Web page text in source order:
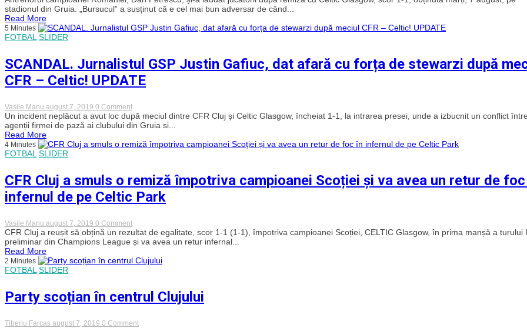
după
remiza
Celtic,
intra
în
istorie
dacă
elimina
Celtic
la
ea
Atmosfera
mai
bună
de
când
eu
la
CFR
Cluj”
stadionul din Gruia. „Bursucul” a susținut că e cel mai bun adversar de când...
Read More
5 Minutes
FOTBAL SLIDER
SCANDAL. Jurnalistul GSP Justin Gafiuc, dat afară cu forța de stewarzi după
CFR – Celtic! UPDATE
Vasile Manu august 7, 2019 0 Commenton
SCANDAL.
Jurnalistul
GSP
Gafiuc,
forța
de
stewarzi
după
CFR
–
Celtic!
UPDATE
Un incident neplăcut a avut loc după meciul dintre CFR Cluj și Celtic Glasgow, încheiat 1-1, la intrarea presei, unde a izbucnit un conflict între
agenții firmei de pază ai clubului din Gruia si...
Read More
4 Minutes
FOTBAL SLIDER
CFR Cluj a smuls o remiză împotriva campioanei Scoției și va avea un retur de
infernul de pe Celtic Park
Vasile Manu august 7, 2019 0 Commenton
CFR
Cluj
a
o
Scoției
și
avea
CFR Cluj a reușit să obțină un rezultat de egalitate, scor 1-1 (1-1), împotriva campioanei Scoției, CELTIC Glasgow, în prima manșă a turului
preliminar din Champions League și va avea un retur infernal...
Read More
2 Minutes
FOTBAL SLIDER
Party scoțian în centrul Clujului
Tiberiu Farcas august 7, 2019 0 Commenton